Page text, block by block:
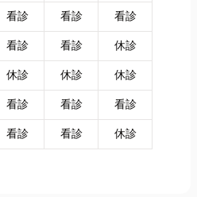
看診 看診
看診
看診 看診
休診
休診 休診
休診
看診 看診
看診
看診 看診 休診